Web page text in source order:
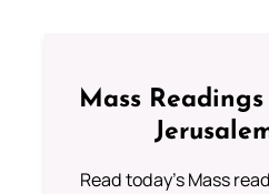
Mass
Read today's Mass